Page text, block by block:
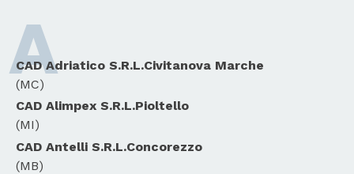
A
CAD Adriatico S.R.L.Civitanova Marche
(MC)
CAD Alimpex S.R.L.Pioltello
(MI)
CAD Antelli S.R.L.Concorezzo
(MB)